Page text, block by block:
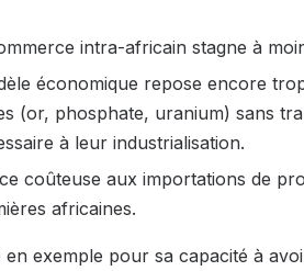
intra-africain stagne à
économique repose encore
(or, phosphate, uranium) sans
à leur industrialisation.
coûteuse aux importations de
africaines.
en exemple pour sa capacité à